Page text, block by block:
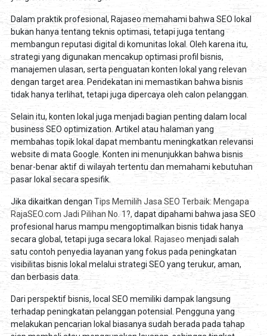
Dalam praktik profesional, Rajaseo memahami bahwa SEO lokal
bukan hanya tentang teknis optimasi, tetapi juga tentang
membangun reputasi digital di komunitas lokal. Oleh karena itu,
strategi yang digunakan mencakup optimasi profil bisnis,
manajemen ulasan, serta penguatan konten lokal yang relevan
dengan target area. Pendekatan ini memastikan bahwa bisnis
tidak hanya terlihat, tetapi juga dipercaya oleh calon pelanggan.
Selain itu, konten lokal juga menjadi bagian penting dalam local
business SEO optimization. Artikel atau halaman yang
membahas topik lokal dapat membantu meningkatkan relevansi
website di mata Google. Konten ini menunjukkan bahwa bisnis
benar-benar aktif di wilayah tertentu dan memahami kebutuhan
pasar lokal secara spesifik.
Jika dikaitkan denganTips Memilih Jasa SEO Terbaik: Mengapa
RajaSEO.com Jadi Pilihan No. 1?, dapat dipahami bahwa jasa SEO
profesional harus mampu mengoptimalkan bisnis tidak hanya
secara global, tetapi juga secara lokal. Rajaseo menjadi salah
satu contoh penyedia layanan yang fokus pada peningkatan
visibilitas bisnis lokal melalui strategi SEO yang terukur, aman,
dan berbasis data.
Dari perspektif bisnis, local SEO memiliki dampak langsung
terhadap peningkatan pelanggan potensial. Pengguna yang
melakukan pencarian lokal biasanya sudah berada pada tahap